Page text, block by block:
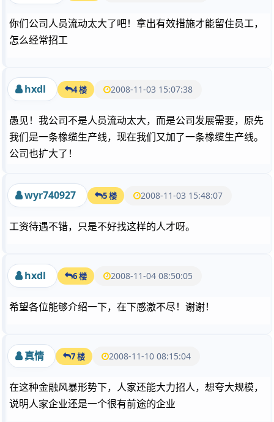
你们公司人员流动太大了吧！拿出有效措施才能留住员工，
怎么经常招工
hxdl 4 楼 2008-11-03 15:07:38
愚见！我公司不是人员流动太大，而是公司发展需要，原先
我们是一条橡缆生产线，现在我们又加了一条橡缆生产线。
公司也扩大了！
wyr740927 5 楼 2008-11-03 15:48:07
工资待遇不错，只是不好找这样的人才呀。
hxdl 6 楼 2008-11-04 08:50:05
希望各位能够介绍一下，在下感激不尽！谢谢！
真情 7 楼 2008-11-10 08:15:04
在这种金融风暴形势下，人家还能大力招人，想夸大规模，
说明人家企业还是一个很有前途的企业